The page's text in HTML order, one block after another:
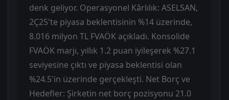
denk geliyor. Operasyonel Kârlılık: ASELSAN,
2Ç25'te piyasa beklentisinin %14 üzerinde,
8.016 milyon TL FVAÖK açıkladı. Konsolide
FVAÖK marjı, yıllık 1.2 puan iyileşerek %27.1
seviyesine çıktı ve piyasa beklentisi olan
%24.5'in üzerinde gerçekleşti. Net Borç ve
Hedefler: Şirketin net borç pozisyonu 21.0